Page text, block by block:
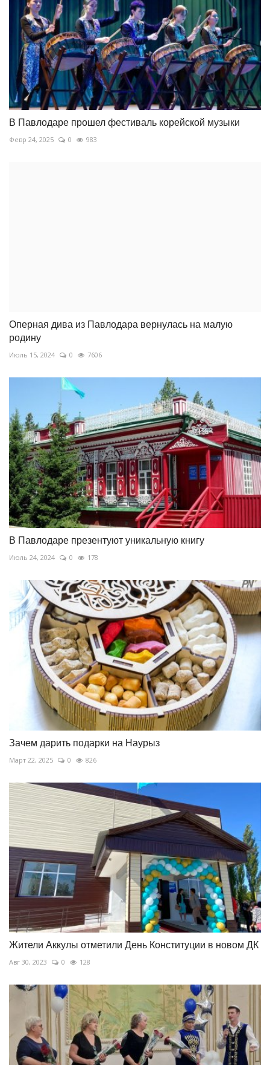
В Павлодаре прошел фестиваль корейской музыки
Февр 24, 2025 0 983
Оперная дива из Павлодара вернулась на малую
родину
Июль 15, 2024 0 7606
В Павлодаре презентуют уникальную книгу
Июль 24, 2024 0 178
Зачем дарить подарки на Наурыз
Март 22, 2025 0 826
Жители Аккулы отметили День Конституции в новом ДК
Авг 30, 2023 0 128